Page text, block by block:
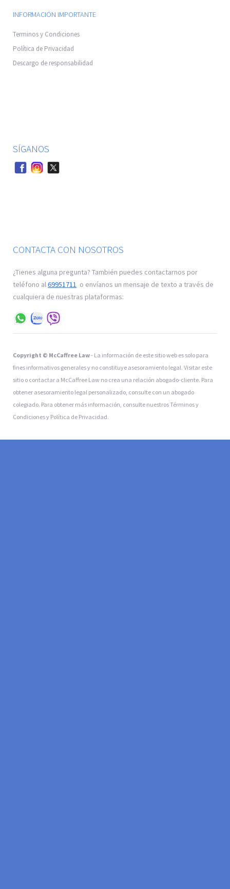
INFORMACIÓN IMPORTANTE
Terminos y Condiciones
Política de Privacidad
Descargo de responsabilidad
SÍGANOS
CONTACTA CON NOSOTROS
¿Tienes alguna pregunta? También puedes contactarnos por
teléfono al69951711 o envíanos un mensaje de texto a través de
cualquiera de nuestras plataformas:
Copyright © McCaffree Law- La información de este sitio web es solo para
fines informativos generales y no constituye asesoramiento legal. Visitar este
sitio o contactar a McCaffree Law no crea una relación abogado-cliente. Para
obtener asesoramiento legal personalizado, consulte con un abogado
colegiado. Para obtener más información, consulte nuestros Términos y
Condiciones y Política de Privacidad.